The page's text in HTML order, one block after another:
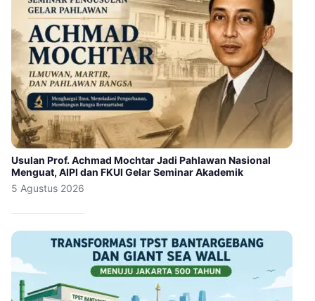
Usulan Prof. Achmad Mochtar Jadi Pahlawan Nasional
Menguat, AIPI dan FKUI Gelar Seminar Akademik
5 Agustus 2026